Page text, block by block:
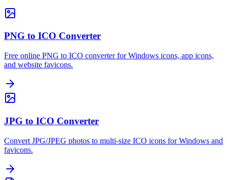
PNG to ICO Converter
Free online PNG to ICO converter for Windows icons, app icons,
and website favicons.
JPG to ICO Converter
Convert JPG/JPEG photos to multi-size ICO icons for Windows and
favicons.